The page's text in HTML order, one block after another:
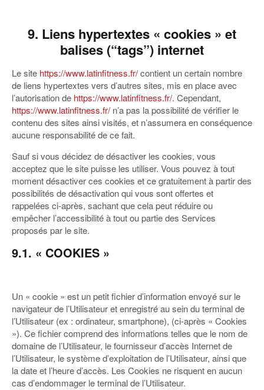
9. Liens hypertextes « cookies » et
balises (“tags”) internet
Le site https://www.latinfitness.fr/contient un certain nombre
de liens hypertextes vers d’autres sites, mis en place avec
l’autorisation de https://www.latinfitness.fr/. Cependant,
https://www.latinfitness.fr/ n’a pas la possibilité de vérifier le
contenu des sites ainsi visités, et n’assumera en conséquence
aucune responsabilité de ce fait.
Sauf si vous décidez de désactiver les cookies, vous
acceptez que le site puisse les utiliser. Vous pouvez à tout
moment désactiver ces cookies et ce gratuitement à partir des
possibilités de désactivation qui vous sont offertes et
rappelées ci-après, sachant que cela peut réduire ou
empêcher l’accessibilité à tout ou partie des Services
proposés par le site.
9.1. « COOKIES »
Un « cookie » est un petit fichier d’information envoyé sur le
navigateur de l’Utilisateur et enregistré au sein du terminal de
l’Utilisateur (ex : ordinateur, smartphone), (ci-après « Cookies
»). Ce fichier comprend des informations telles que le nom de
domaine de l’Utilisateur, le fournisseur d’accès Internet de
l’Utilisateur, le système d’exploitation de l’Utilisateur, ainsi que
la date et l’heure d’accès. Les Cookies ne risquent en aucun
cas d’endommager le terminal de l’Utilisateur.